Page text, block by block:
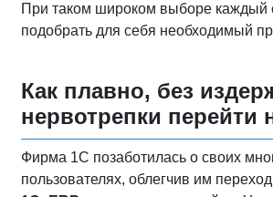
При таком широком выборе каждый
подобрать для себя необходимый
Как плавно, без
нервотрепки перейти
Фирма 1С позаботилась о своих
пользователях, облегчив им